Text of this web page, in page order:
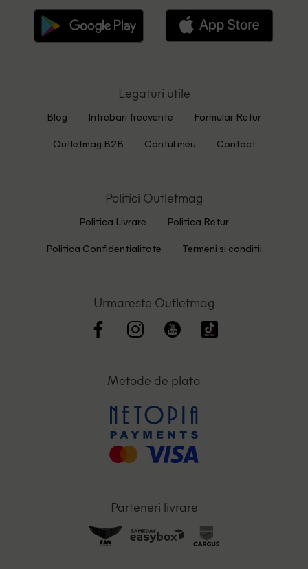
Legaturi utile
Blog Intrebari frecvente Formular Retur
Outletmag B2B Contul meu Contact
Politici Outletmag
Politica Livrare Politica Retur
Politica Confidentialitate Termeni si conditii
Urmareste Outletmag
Metode de plata
Parteneri livrare